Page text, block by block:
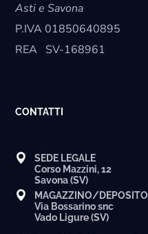
Asti e Savona
P.IVA01850640895
REA SV-168961
CONTATTI
SEDE LEGALE
Corso Mazzini, 12
Savona (SV)
MAGAZZINO/DEPOSITO
Via Bossarino snc
Vado Ligure (SV)